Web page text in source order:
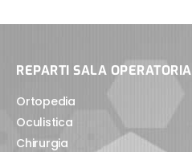
REPARTI SALA OPERATORIA
Ortopedia
Oculistica
Chirurgia